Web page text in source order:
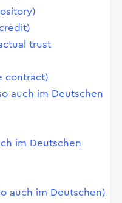
trust
contract)
auch im Deutschen
im Deutschen
auch im Deutschen)